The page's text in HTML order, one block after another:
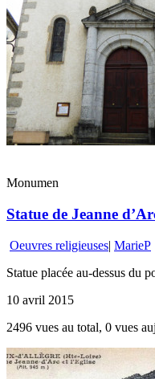
Monumen
Statue de Jeanne
Oeuvres religieuses| MarieP
Statue placée au-dessus du
10 avril 2015
2496 vues au total, 0 vues